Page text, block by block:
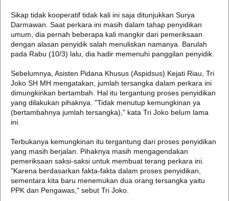
Sikap tidak kooperatif tidak kali ini saja ditunjukkan Surya
Darmawan. Saat perkara ini masih dalam tahap penyidikan
umum, dia pernah beberapa kali mangkir dari pemeriksaan
dengan alasan penyidik salah menuliskan namanya. Barulah
pada Rabu (10/3) lalu, dia hadir memenuhi panggilan penyidik.
Sebelumnya, Asisten Pidana Khusus (Aspidsus) Kejati Riau, Tri
Joko SH MH mengatakan, jumlah tersangka dalam perkara ini
dimungkinkan bertambah. Hal itu tergantung proses penyidikan
yang dilakukan pihaknya. "Tidak menutup kemungkinan ya
(bertambahnya jumlah tersangka)," kata Tri Joko belum lama
ini.
Terbukanya kemungkinan itu tergantung dari proses penyidikan
yang masih berjalan. Pihaknya masih mengagendakan
pemeriksaan saksi-saksi untuk membuat terang perkara ini.
"Karena berdasarkan fakta-fakta dalam proses penyidikan,
sementara kita baru menemukan dua orang tersangka yaitu
PPK dan Pengawas," sebut Tri Joko.